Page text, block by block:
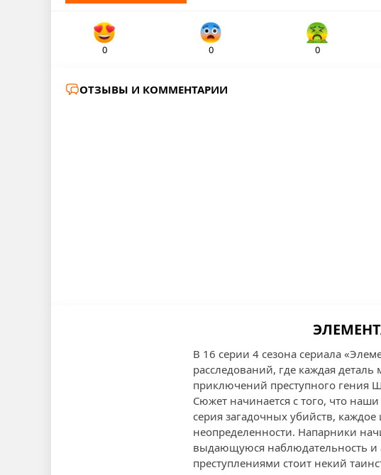
0 0 0
ОТЗЫВЫ И КОММЕНТАРИИ
В 16 серии 4 сезона сериала
расследований, где каждая
приключений преступного гения
Сюжет начинается с того, что
серия загадочных убийств,
неопределенности. Напарники
выдающуюся наблюдательность и
преступлениями стоит некий